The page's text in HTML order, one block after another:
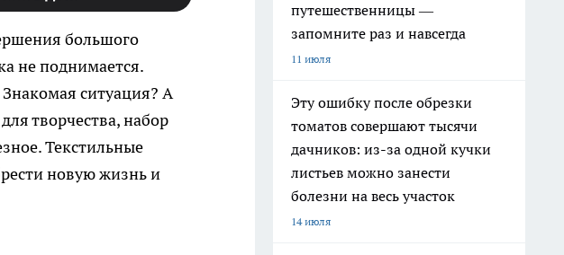
большого
не поднимается.
ситуация? А
творчества, набор
Текстильные
новую жизнь и
путешественницы —
запомните раз и навсегда
11 июля
Эту ошибку после обрезки
томатов совершают тысячи
дачников: из-за одной кучки
листьев можно занести
болезни на весь участок
14 июля